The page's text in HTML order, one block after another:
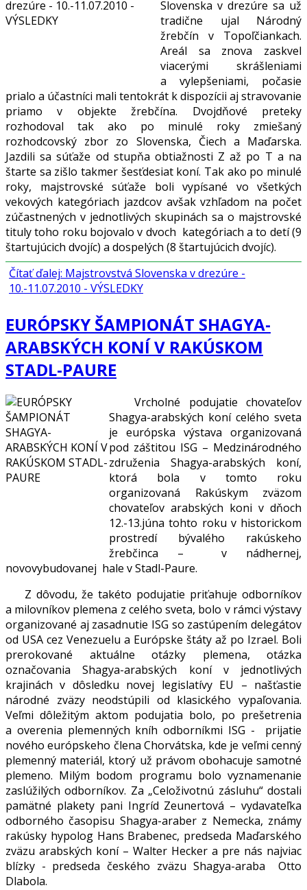
Slovenska v drezúre sa už
tradične ujal Národný
žrebčín v Topoľčiankach.
Areál sa znova zaskvel
viacerými skrášleniami
a vylepšeniami, počasie
prialo a účastníci mali tentokrát k dispozícii aj stravovanie
priamo v objekte žrebčína. Dvojdňové preteky
rozhodoval tak ako po minulé roky zmiešaný
rozhodcovský zbor zo Slovenska, Čiech a Maďarska.
Jazdili sa súťaže od stupňa obtiažnosti Z až po T a na
štarte sa zišlo takmer šesťdesiat koní. Tak ako po minulé
roky, majstrovské súťaže boli vypísané vo všetkých
vekových kategóriach jazdcov avšak vzhľadom na počet
zúčastnených v jednotlivých skupinách sa o majstrovské
tituly toho roku bojovalo v dvoch kategóriach a to detí (9
štartujúcich dvojíc) a dospelých (8 štartujúcich dvojíc).
Čítať ďalej: Majstrovstvá Slovenska v drezúre -
10.-11.07.2010 - VÝSLEDKY
EURÓPSKY ŠAMPIONÁT SHAGYA-
ARABSKÝCH KONÍ V RAKÚSKOM
STADL-PAURE
Vrcholné podujatie chovateľov
Shagya-arabských koní celého sveta
je európska výstava organizovaná
pod záštitou ISG – Medzinárodného
združenia Shagya-arabských koní,
ktorá bola v tomto roku
organizovaná Rakúskym zväzom
chovateľov arabských koni v dňoch
12.-13.júna tohto roku v historickom
prostredí bývalého rakúskeho
žrebčinca – v nádhernej,
novovybudovanej hale v Stadl-Paure.
Z dôvodu, že takéto podujatie priťahuje odborníkov
a milovníkov plemena z celého sveta, bolo v rámci výstavy
organizované aj zasadnutie ISG so zastúpením delegátov
od USA cez Venezuelu a Európske štáty až po Izrael. Boli
prerokované aktuálne otázky plemena, otázka
označovania Shagya-arabských koní v jednotlivých
krajinách v dôsledku novej legislatívy EU – našťastie
národné zväzy neodstúpili od klasického vypaľovania.
Veľmi dôležitým aktom podujatia bolo, po prešetrenia
a overenia plemenných kníh odborníkmi ISG - prijatie
nového európskeho člena Chorvátska, kde je veľmi cenný
plemenný materiál, ktorý už právom obohacuje samotné
plemeno. Milým bodom programu bolo vyznamenanie
zaslúžilých odborníkov. Za „Celoživotnú zásluhu“ dostali
pamätné plakety pani Ingríd Zeunertová – vydavateľka
odborného časopisu Shagya-araber z Nemecka, známy
rakúsky hypolog Hans Brabenec, predseda Maďarského
zväzu arabských koní – Walter Hecker a pre nás najviac
blízky - predseda českého zväzu Shagya-araba Otto
Dlabola.